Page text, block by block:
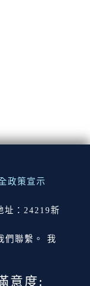
政策宣示
：24219新
們聯繫。 我
意度: